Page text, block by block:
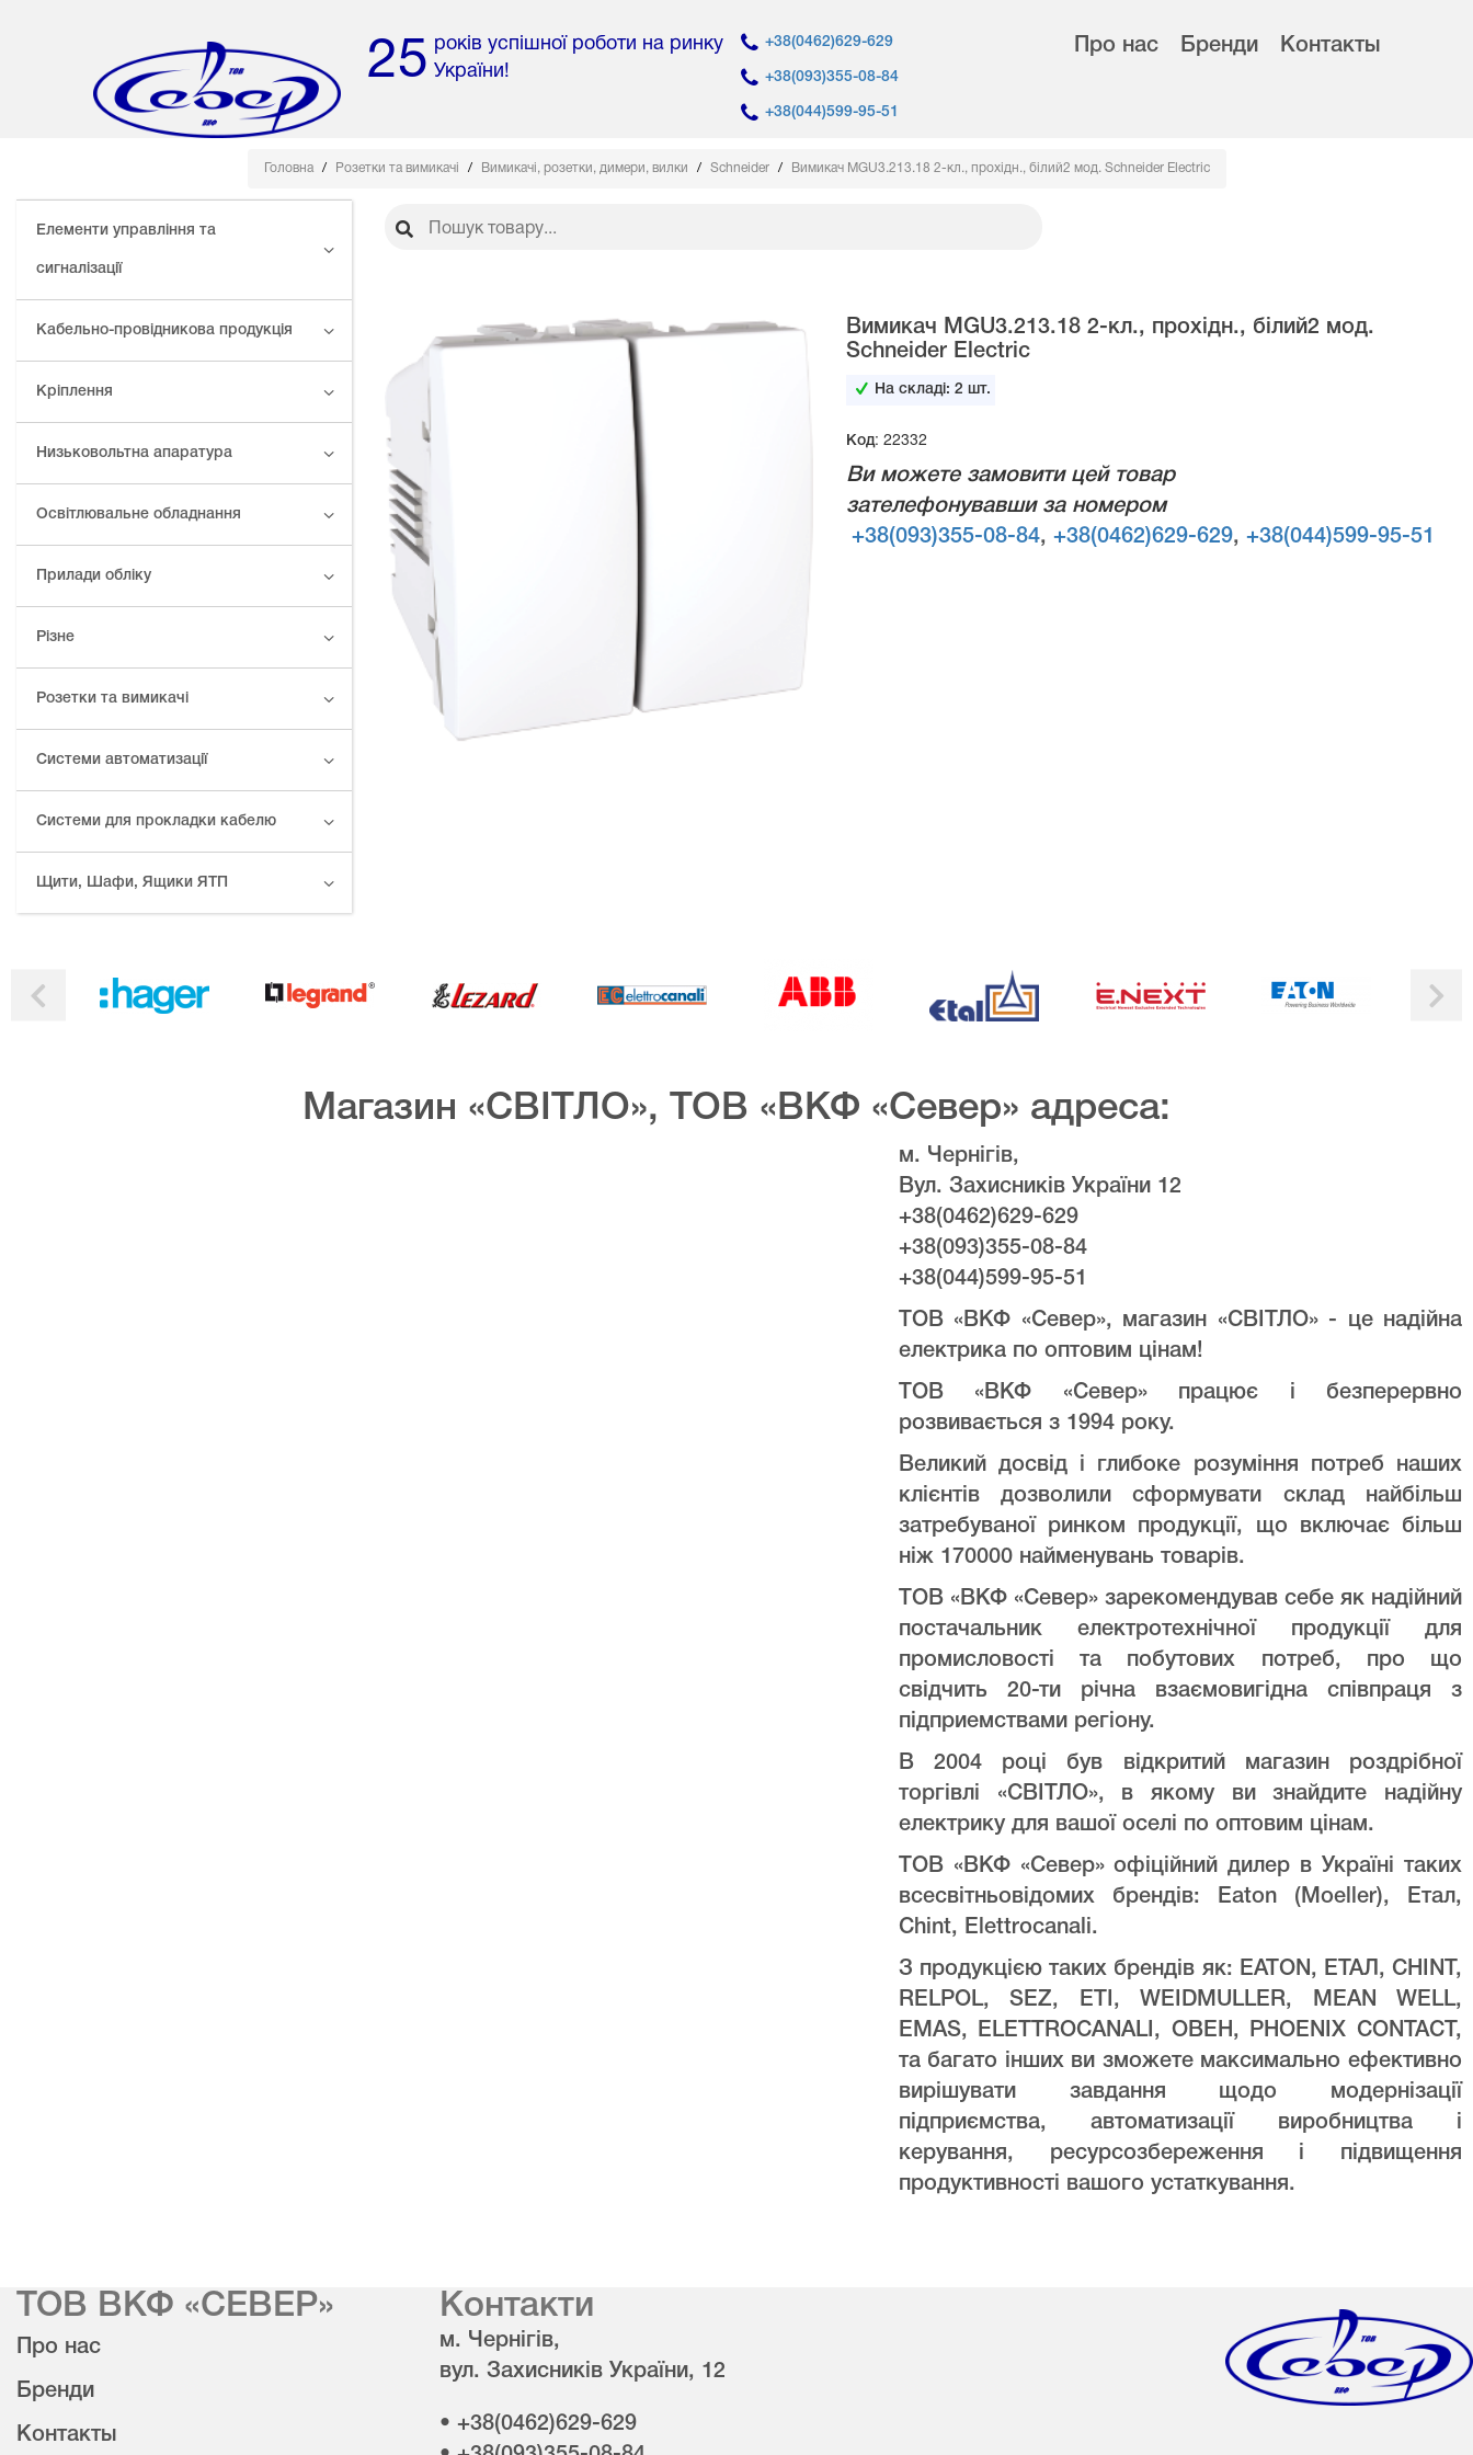
25 років успішної роботи на ринку
України!
+38(0462)629-629
+38(093)355-08-84
+38(044)599-95-51
Про нас Бренди Контакты
Елементи управління та
сигналізації
Кабельно-провідникова продукція
Кріплення
Низьковольтна апаратура
Освітлювальне обладнання
Прилади обліку
Різне
Розетки та вимикачі
Системи автоматизації
Системи для прокладки кабелю
Щити, Шафи, Ящики ЯТП
Головна Розетки та вимикачі Вимикачі, розетки, димери, вилки Schneider Вимикач MGU3.213.18 2-кл., прохідн., білий2 мод. Schneider Electric
Вимикач MGU3.213.18 2-кл., прохідн., білий2 мод.
Schneider Electric
На складі: 2 шт.
Код: 22332
Ви можете замовити цей товар
зателефонувавши за номером
+38(093)355-08-84, +38(0462)629-629, +38(044)599-95-51
Магазин «СВІТЛО», ТОВ «ВКФ «Север» адреса:
м. Чернігів,
Вул. Захисників України 12
+38(0462)629-629
+38(093)355-08-84
+38(044)599-95-51
ТОВ «ВКФ «Север», магазин «СВІТЛО» - це надійна
електрика по оптовим цінам!
ТОВ «ВКФ «Север» працює і безперервно
розвивається з 1994 року.
Великий досвід і глибоке розуміння потреб наших
клієнтів дозволили сформувати склад найбільш
затребуваної ринком продукції, що включає більш
ніж 170000 найменувань товарів.
ТОВ «ВКФ «Север» зарекомендував себе як надійний
постачальник електротехнічної продукції для
промисловості та побутових потреб, про що
свідчить 20-ти річна взаємовигідна співпраця з
підприемствами регіону.
В 2004 році був відкритий магазин роздрібної
торгівлі «СВІТЛО», в якому ви знайдите надійну
електрику для вашої оселі по оптовим цінам.
ТОВ «ВКФ «Север» офіційний дилер в Україні таких
всесвітньовідомих брендів: Eaton (Moeller), Етал,
Chint, Elettrocanali.
З продукцією таких брендів як: EATON, ЕТАЛ, CHINT,
RELPOL, SEZ, ETI, WEIDMULLER, MEAN WELL,
EMAS, ELETTROCANALI, ОВЕН, PHOENIX CONTACT,
та багато інших ви зможете максимально ефективно
вирішувати завдання щодо модернізації
підприємства, автоматизації виробництва і
керування, ресурсозбереження і підвищення
продуктивності вашого устаткування.
ТОВ ВКФ «СЕВЕР»
Про нас
Бренди
Контакты
Контакти
м. Чернігів,
вул. Захисників України, 12
• +38(0462)629-629